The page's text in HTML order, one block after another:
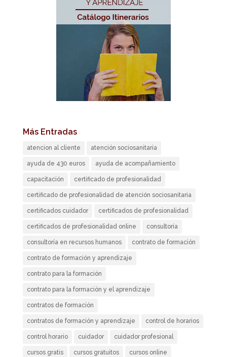
Más Entradas
atencion al cliente atención sociosanitaria
ayuda de 430 euros ayuda de acompañamiento
capacitación certificado de profesionalidad
certificado de profesionalidad de atención sociosanitaria
certificados cuidador certificados de profesionalidad
certificados de profesionalidad online consultoría
consultoría en recursos humanos contrato de formación
contrato de formación y aprendizaje
contrato para la formación
contrato para la formación y el aprendizaje
contratos de formación
contratos de formación y aprendizaje control de horarios
control horario cuidador cuidador profesional
cursos gratis cursos gratuitos cursos online